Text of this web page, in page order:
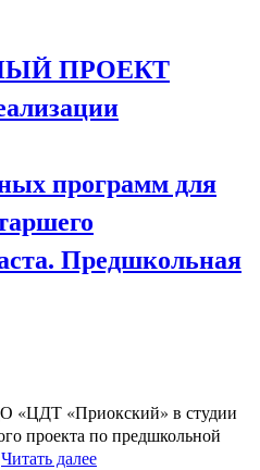
ПРОЕКТ
программ для
Предшкольная
«ЦДТ «Приокский» в студии
проекта по предшкольной
Читать далее